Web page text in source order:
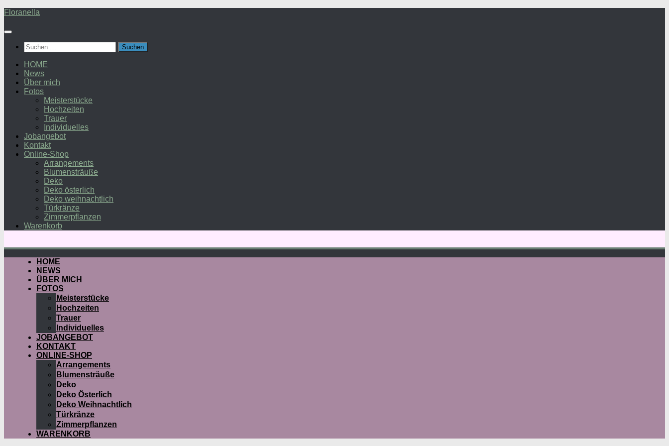
Zum
springen
Floranella
Suchen
nach:
HOME
News
Über mich
Fotos
Meisterstücke
Hochzeiten
Trauer
Individuelles
Jobangebot
Kontakt
Online-Shop
Arrangements
Blumensträuße
Deko
Deko österlich
Deko weihnachtlich
Türkränze
Zimmerpflanzen
Warenkorb
HOME
NEWS
ÜBER MICH
FOTOS
Meisterstücke
Hochzeiten
Trauer
Individuelles
JOBANGEBOT
KONTAKT
ONLINE-SHOP
Arrangements
Blumensträuße
Deko
Deko Österlich
Deko Weihnachtlich
Türkränze
Zimmerpflanzen
WARENKORB